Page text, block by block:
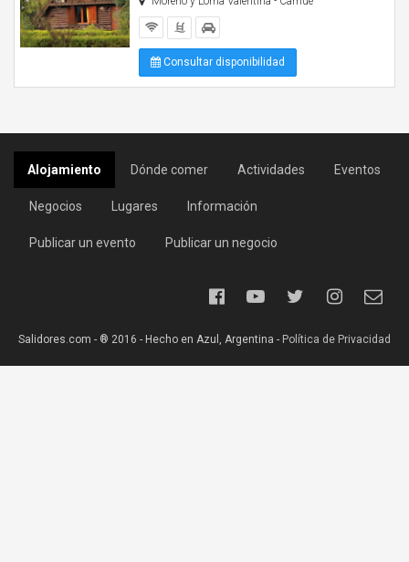
Consultar disponibilidad
Alojamiento Dónde comer Actividades Eventos
Negocios Lugares Información
Publicar un evento Publicar un negocio
Salidores.com - ® 2016 - Hecho en Azul, Argentina - Política de Privacidad